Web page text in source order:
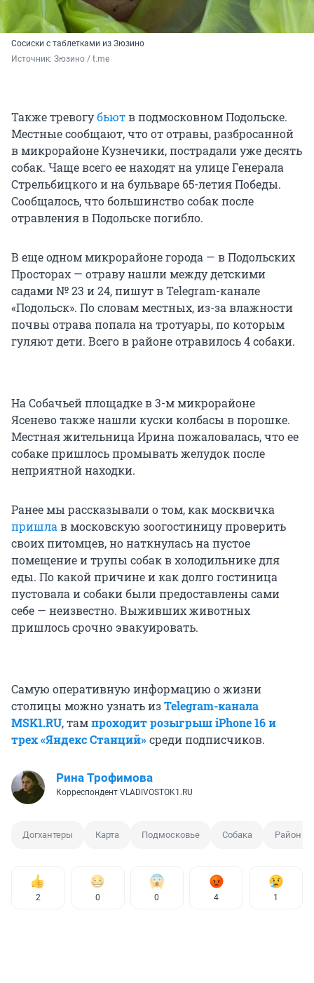
Сосиски с таблетками из Зюзино
Источник: Зюзино / t.me
Также тревогубьютв подмосковном Подольске.
Местные сообщают, что от отравы, разбросанной
в микрорайоне Кузнечики, пострадали уже десять
собак. Чаще всего ее находят на улице Генерала
Стрельбицкого и на бульваре 65-летия Победы.
Сообщалось, что большинство собак после
отравления в Подольске погибло.
В еще одном микрорайоне города — в Подольских
Просторах — отраву нашли между детскими
садами № 23 и 24, пишут в Telegram-канале
«Подольск». По словам местных, из-за влажности
почвы отрава попала на тротуары, по которым
гуляют дети. Всего в районе отравилось 4 собаки.
На Собачьей площадке в 3-м микрорайоне
Ясенево также нашли куски колбасы в порошке.
Местная жительница Ирина пожаловалась, что ее
собаке пришлось промывать желудок после
неприятной находки.
Ранее мы рассказывали о том, как москвичка
пришлав московскую зоогостиницу проверить
своих питомцев, но наткнулась на пустое
помещение и трупы собак в холодильнике для
еды. По какой причине и как долго гостиница
пустовала и собаки были предоставлены сами
себе — неизвестно. Выживших животных
пришлось срочно эвакуировать.
Самую оперативную информацию о жизни
столицы можно узнать изTelegram-канала
MSK1.RU, тампроходит розыгрыш iPhone 16 и
трех «Яндекс Станций»среди подписчиков.
Рина Трофимова
Корреспондент VLADIVOSTOK1.RU
Догхантеры Карта Подмосковье Собака Район
2 0 0 4 1